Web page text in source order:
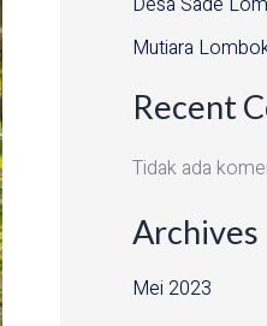
Mutiara
Recent
Tidak ada
Archives
Mei 2023